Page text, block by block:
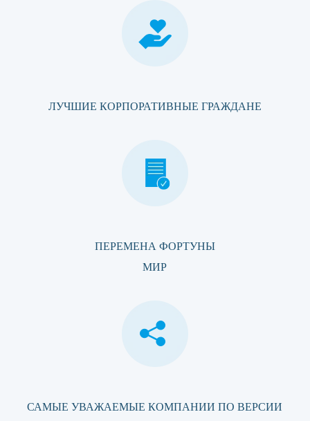
ЛУЧШИЕ КОРПОРАТИВНЫЕ ГРАЖДАНЕ
ПЕРЕМЕНА ФОРТУНЫ
МИР
САМЫЕ УВАЖАЕМЫЕ КОМПАНИИ ПО ВЕРСИИ